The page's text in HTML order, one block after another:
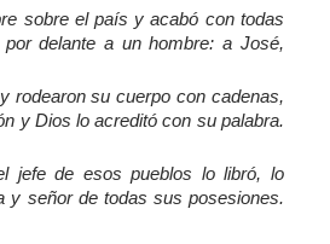
sobre el país y acabó con todas
delante a un hombre: a José,
rodearon su cuerpo con cadenas,
y Dios lo acreditó con su palabra.
jefe de esos pueblos lo libró, lo
y señor de todas sus posesiones.